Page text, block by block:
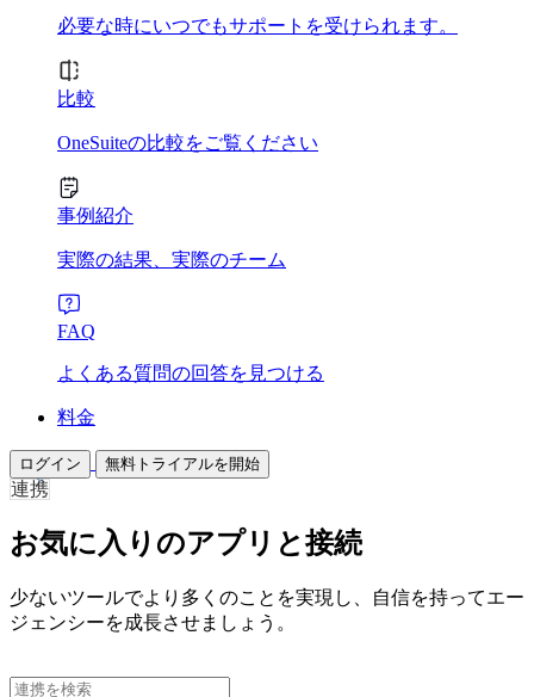
必要な時にいつでもサポートを受けられます。
比較
OneSuiteの比較をご覧ください
事例紹介
実際の結果、実際のチーム
FAQ
よくある質問の回答を見つける
料金
ログイン 無料トライアルを開始
連携
お気に入りのアプリと接続
少ないツールでより多くのことを実現し、自信を持ってエー
ジェンシーを成長させましょう。